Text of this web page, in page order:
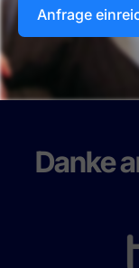
Anfrage
Danke